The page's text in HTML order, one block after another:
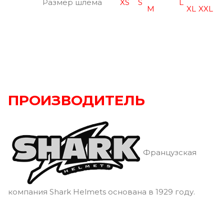
Размер шлема XS S
M
L
XL XXL
ПРОИЗВОДИТЕЛЬ
Французская
компания Shark Helmets основана в 1929 году.